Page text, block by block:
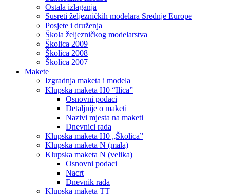
Ostala izlaganja
Susreti željezničkih modelara Srednje Europe
Posjete i druženja
Škola željezničkog modelarstva
Školica 2009
Školica 2008
Školica 2007
Makete
Izgradnja maketa i modela
Klupska maketa H0 “Ilica”
Osnovni podaci
Detaljnije o maketi
Nazivi mjesta na maketi
Dnevnici rada
Klupska maketa H0 „Školica”
Klupska maketa N (mala)
Klupska maketa N (velika)
Osnovni podaci
Nacrt
Dnevnik rada
Klupska maketa TT